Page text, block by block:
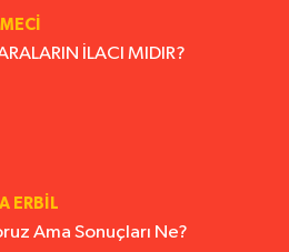
İLACI MIDIR?
ERBIL
Ama Sonuçları Ne?